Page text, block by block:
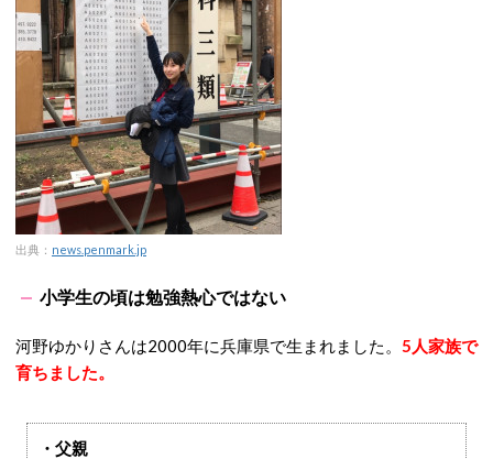
出典： news.penmark.jp
小学生の頃は勉強熱心ではない
河野ゆかりさんは2000年に兵庫県で生まれました。 5人家族で
育ちました。
・父親